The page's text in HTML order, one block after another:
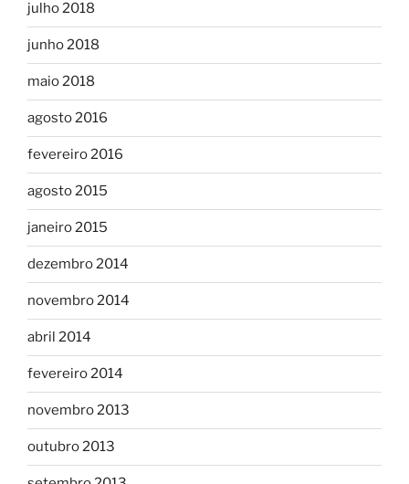
julho 2018
junho 2018
maio 2018
agosto 2016
fevereiro 2016
agosto 2015
janeiro 2015
dezembro 2014
novembro 2014
abril 2014
fevereiro 2014
novembro 2013
outubro 2013